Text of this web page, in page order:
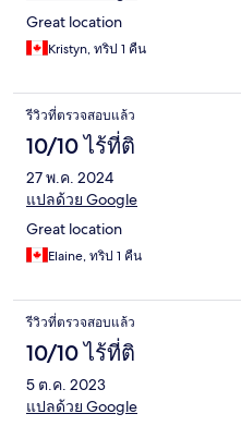
Great location
Kristyn, ทริป 1 คืน
รีวิวที่ตรวจสอบแล้ว
10/10 ไร้ที่ติ
27 พ.ค. 2024
แปลด้วย Google
Great location
Elaine, ทริป 1 คืน
รีวิวที่ตรวจสอบแล้ว
10/10 ไร้ที่ติ
5 ต.ค. 2023
แปลด้วย Google